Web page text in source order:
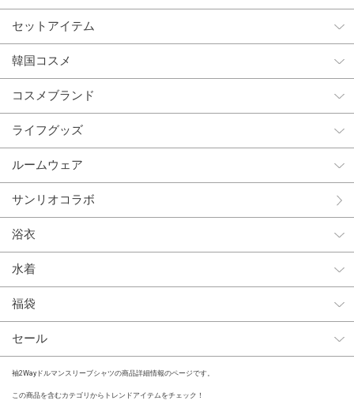
セットアイテム
韓国コスメ
コスメブランド
ライフグッズ
ルームウェア
サンリオコラボ
浴衣
水着
福袋
セール
袖2Wayドルマンスリーブシャツの商品詳細情報のページです。
この商品を含むカテゴリからトレンドアイテムをチェック！